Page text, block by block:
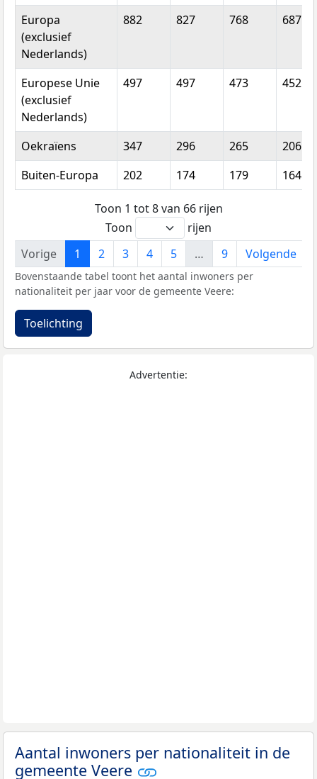
Europa
(exclusief
Nederlands)
882 827 768 687
Europese Unie
(exclusief
Nederlands)
497 497 473 452
Oekraïens 347 296 265
206
Buiten-Europa
202 174 179 164
Toon 1 tot 8 van 66 rijen
Toon
rijen
Vorige
1 2 3 4 5 … 9 Volgende
Bovenstaande tabel toont het aantal inwoners per
nationaliteit per jaar voor de gemeente Veere:
Toelichting
Advertentie:
Aantal inwoners per nationaliteit in de
gemeente Veere